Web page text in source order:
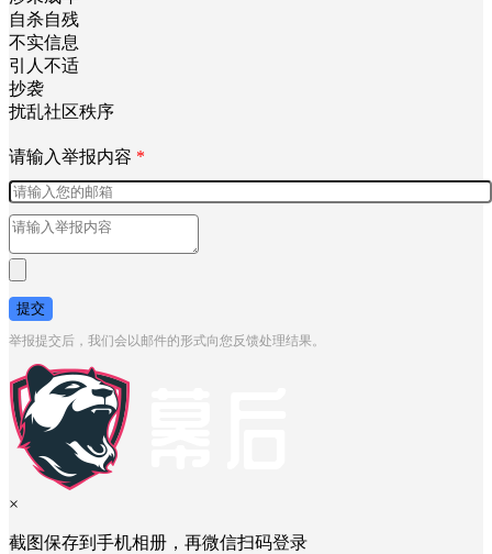
自杀自残
不实信息
引人不适
抄袭
扰乱社区秩序
请输入举报内容 *
提交
举报提交后，我们会以邮件的形式向您反馈处理结果。
×
截图保存到手机相册，再微信扫码登录